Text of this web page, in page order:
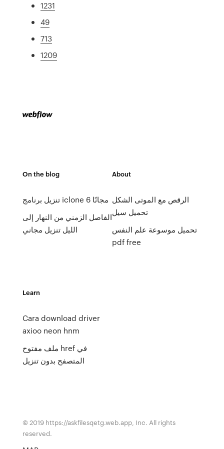
1231
49
713
1209
On the blog
تنزيل برنامج iclone 6 مجانًا
الفاصل الزمني من النهار إلى
الليل تنزيل مجاني
About
الرقص مع الموتى الشكل
تحميل سيل
تحميل موسوعة علم النفس
pdf free
Learn
Cara download driver
axioo neon hnm
ملف مفتوح href في
المتصفح بدون تنزيل
© 2019 https://askfilesqetg.web.app, Inc. All rights
reserved.